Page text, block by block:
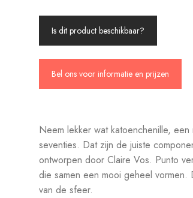
Is dit product beschikbaar?
Bel ons voor informatie en prijzen
Neem lekker wat katoenchenille,
seventies. Dat zijn de juiste
ontworpen door Claire Vos. Punto
die samen een mooi geheel
van de sfeer.